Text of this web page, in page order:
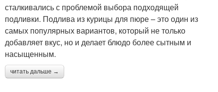
сталкивались с проблемой выбора подходящей
подливки. Подлива из курицы для пюре – это один из
самых популярных вариантов, который не только
добавляет вкус, но и делает блюдо более сытным и
насыщенным.
читать дальше →